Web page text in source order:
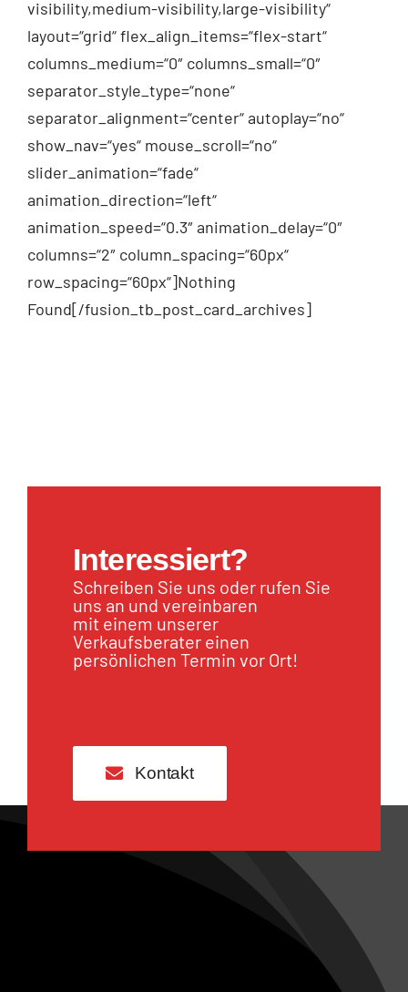
visibility,medium-visibility,large-visibility“
layout=“grid“ flex_align_items=“flex-start“
columns_medium=“0″ columns_small=“0″
separator_style_type=“none“
separator_alignment=“center“ autoplay=“no“
show_nav=“yes“ mouse_scroll=“no“
slider_animation=“fade“
animation_direction=“left“
animation_speed=“0.3″ animation_delay=“0″
columns=“2″ column_spacing=“60px“
row_spacing=“60px“]Nothing
Found[/fusion_tb_post_card_archives]
Interessiert?
Schreiben Sie uns oder rufen Sie
uns an und vereinbaren
mit einem unserer
Verkaufsberater einen
persönlichen Termin vor Ort!
Kontakt